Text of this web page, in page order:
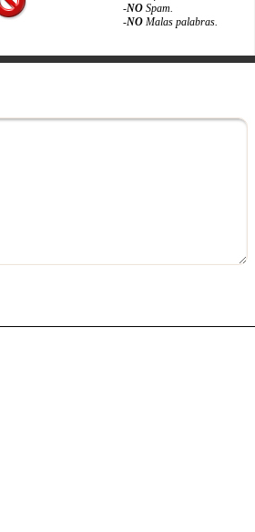
-NOSpam.
-NOMalas palabras.